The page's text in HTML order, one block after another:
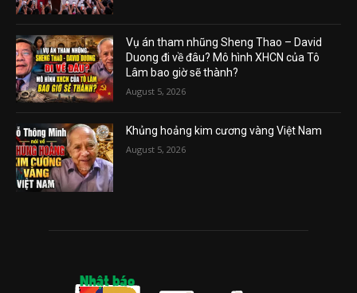
Vụ án tham nhũng Sheng Thao – David
Duong đi về đâu? Mô hình XHCN của Tô
Lâm bao giờ sẽ thành?
August 5, 2026
Khủng hoảng kim cương vàng Việt Nam
August 5, 2026